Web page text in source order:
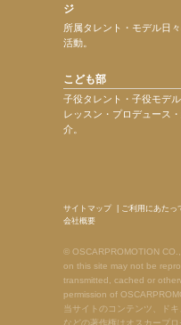
ジ
所属タレント・モデル日
活動。
こども部
子役タレント・子役モデ
レッスン・プロデュース
介。
サイトマップ| ご利用にあたっ
会社概要
© OSCARPROMOTION
on this site may not be
transmitted, cached or
permission of
当サイトのコンテンツ、ド